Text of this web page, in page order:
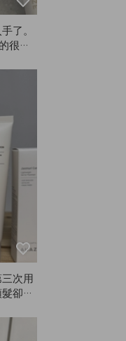
了。
很不
次用
卻變
用也